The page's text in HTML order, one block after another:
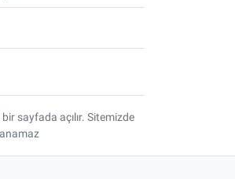
sayfada açılır. Sitemizde